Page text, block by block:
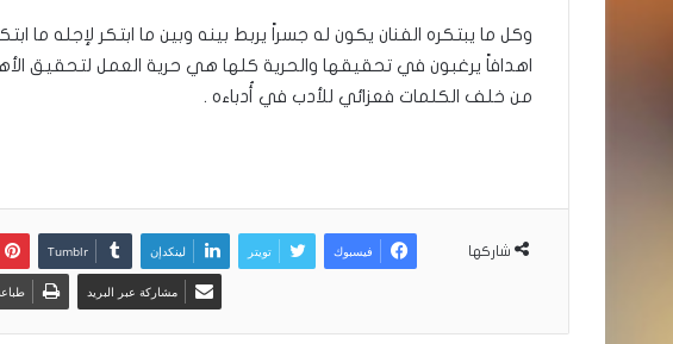
وكل ما يبتكره الفنان يكون له جسراً يربط بينه وبين ما ابتكر لإجله ما
اهدافاً يرغبون في تحقيقها والحرية كلها هي حرية العمل لتحقيق
من خلف الكلمات فعزائي للأدب في أُدباءه .
شاركها فيسبوك تويتر لينكدإن
مشاركة عبر البريد